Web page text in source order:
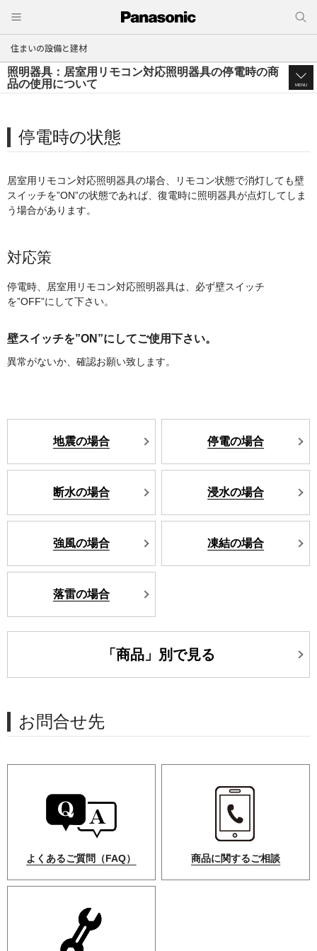
住まいの設備と建材
照明器具：居室用リモコン対応照明器具の停電時の商
品の使用について
MENU
停電時の状態
居室用リモコン対応照明器具の場合、リモコン状態で消灯しても壁
スイッチを”ON”の状態であれば、 復電時に照明器具が点灯してしま
う場合があります。
対応策
停電時、居室用リモコン対応照明器具は、必ず壁スイッチ
を”OFF”にして下さい。
壁スイッチを”ON”にしてご使用下さい。
異常がないか、確認お願い致します。
地震の場合 停電の場合
断水の場合 浸水の場合
強風の場合 凍結の場合
落雷の場合
「商品」別で見る
お問合せ先
よくあるご質問（FAQ） 商品に関するご相談